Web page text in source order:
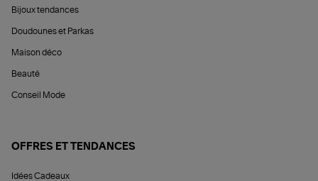
Bijoux tendances
Doudounes et Parkas
Maison déco
Beauté
Conseil Mode
OFFRES ET TENDANCES
Idées Cadeaux